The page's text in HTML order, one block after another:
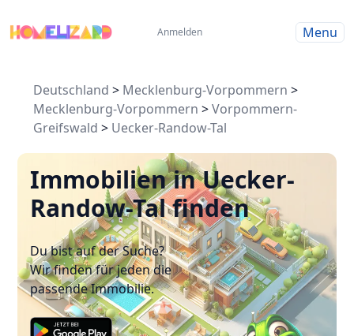
Anmelden Menu
Deutschland > Mecklenburg-Vorpommern >
Mecklenburg-Vorpommern >Vorpommern-
Greifswald > Uecker-Randow-Tal
Immobilien in Uecker-
Randow-Tal finden
Du bist auf der Suche?
Wir finden für jeden die
passende Immobilie.